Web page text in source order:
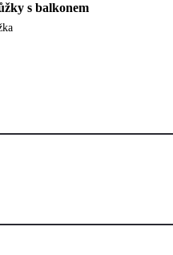
s balkonem